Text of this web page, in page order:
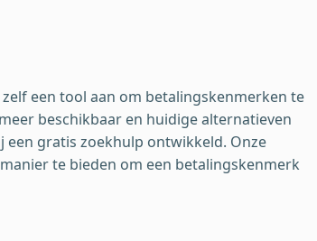
een tool aan om betalingskenmerken te
beschikbaar en huidige alternatieven
een gratis zoekhulp ontwikkeld. Onze
te bieden om een betalingskenmerk